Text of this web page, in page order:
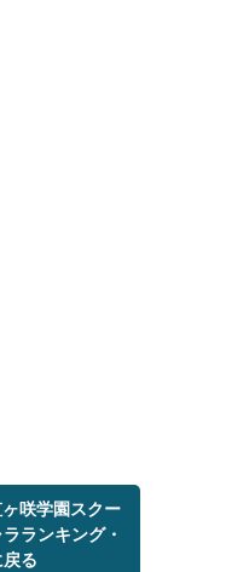
咲学園スクー
ランキング・
戻る